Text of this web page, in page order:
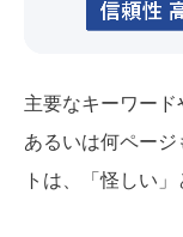
主要なキーワード
あるいは何ペー
トは、「怪しい」